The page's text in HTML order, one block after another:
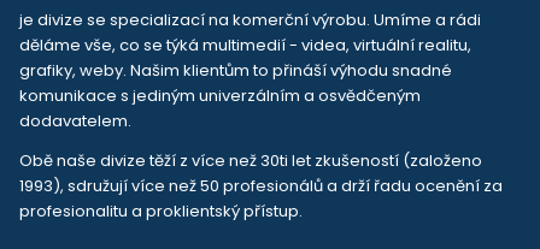
je divize se specializací na komerční výrobu. Umíme a rádi
děláme vše, co se týká multimedií - videa, virtuální realitu,
grafiky, weby. Našim klientům to přináší výhodu snadné
komunikace s jediným univerzálním a osvědčeným
dodavatelem.
Obě naše divize těží z více než 30ti let zkušeností (založeno
1993), sdružují více než 50 profesionálů a drží řadu ocenění za
profesionalitu a proklientský přístup.